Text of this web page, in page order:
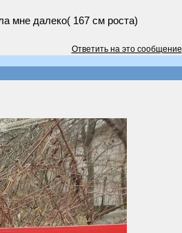
мне далеко( 167 см роста)
Ответить на это сообщение